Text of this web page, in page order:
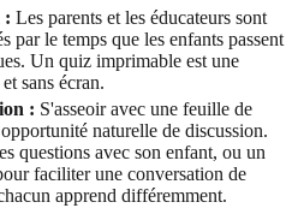
: Les parents et les éducateurs sont
par le temps que les enfants passent
Un quiz imprimable est une
sans écran.
: S'asseoir avec une feuille de
naturelle de discussion.
questions avec son enfant, ou un
faciliter une conversation de
apprend différemment.